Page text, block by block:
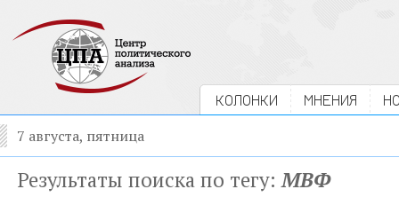
КОЛОНКИ МНЕНИЯ
7 августа, пятница
Результаты поиска по тегу:МВФ